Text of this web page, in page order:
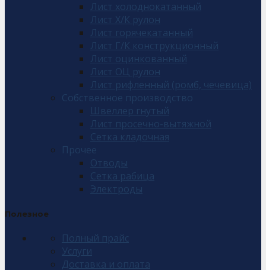
Лист холоднокатанный
Лист Х/К рулон
Лист горячекатанный
Лист Г/К конструкционный
Лист оцинкованный
Лист ОЦ рулон
Лист рифленный (ромб, чечевица)
Собственное производство
Швеллер гнутый
Лист просечно-вытяжной
Сетка кладочная
Прочее
Отводы
Сетка рабица
Электроды
Полезное
Полный прайс
Услуги
Доставка и оплата